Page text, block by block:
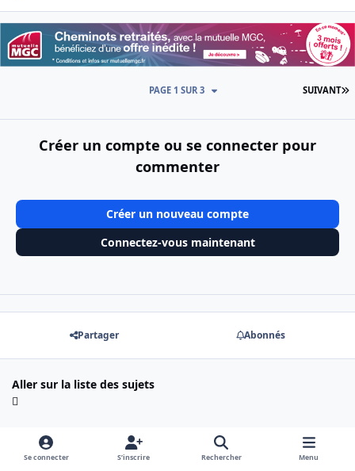
SUIVANT
PAGE 1 SUR 3
Créer un compte ou se connecter pour
commenter
Créer un nouveau compte
Connectez-vous maintenant
Partager Abonnés
Aller sur la liste des sujets
Se connecter S’inscrire Rechercher Menu